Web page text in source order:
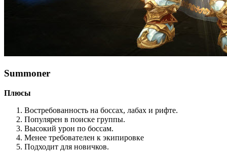
Summoner
Плюсы
Востребованность на боссах, лабах и рифте.
Популярен в поиске группы.
Высокий урон по боссам.
Менее требователен к экипировке
Подходит для новичков.